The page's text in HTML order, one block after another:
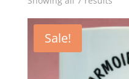
Sale!